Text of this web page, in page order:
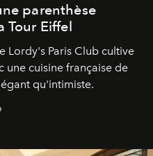
parenthèse
Tour Eiffel
Lordy's Paris Club cultive
une cuisine française de
qu'intimiste.